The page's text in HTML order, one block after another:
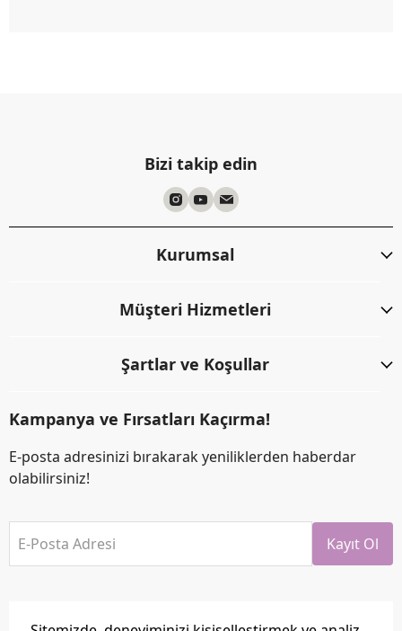
Bizi takip edin
Kurumsal
Müşteri Hizmetleri
Şartlar ve Koşullar
Kampanya ve Fırsatları Kaçırma!
E-posta adresinizi bırakarak yeniliklerden haberdar
olabilirsiniz!
E-Posta Adresi Kayıt Ol